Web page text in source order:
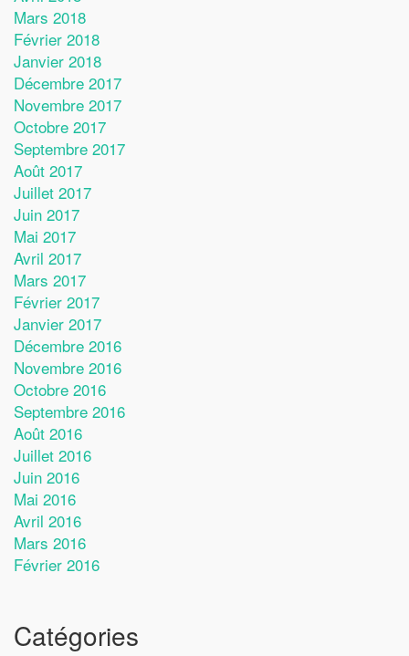
Mars 2018
Février 2018
Janvier 2018
Décembre 2017
Novembre 2017
Octobre 2017
Septembre 2017
Août 2017
Juillet 2017
Juin 2017
Mai 2017
Avril 2017
Mars 2017
Février 2017
Janvier 2017
Décembre 2016
Novembre 2016
Octobre 2016
Septembre 2016
Août 2016
Juillet 2016
Juin 2016
Mai 2016
Avril 2016
Mars 2016
Février 2016
Catégories